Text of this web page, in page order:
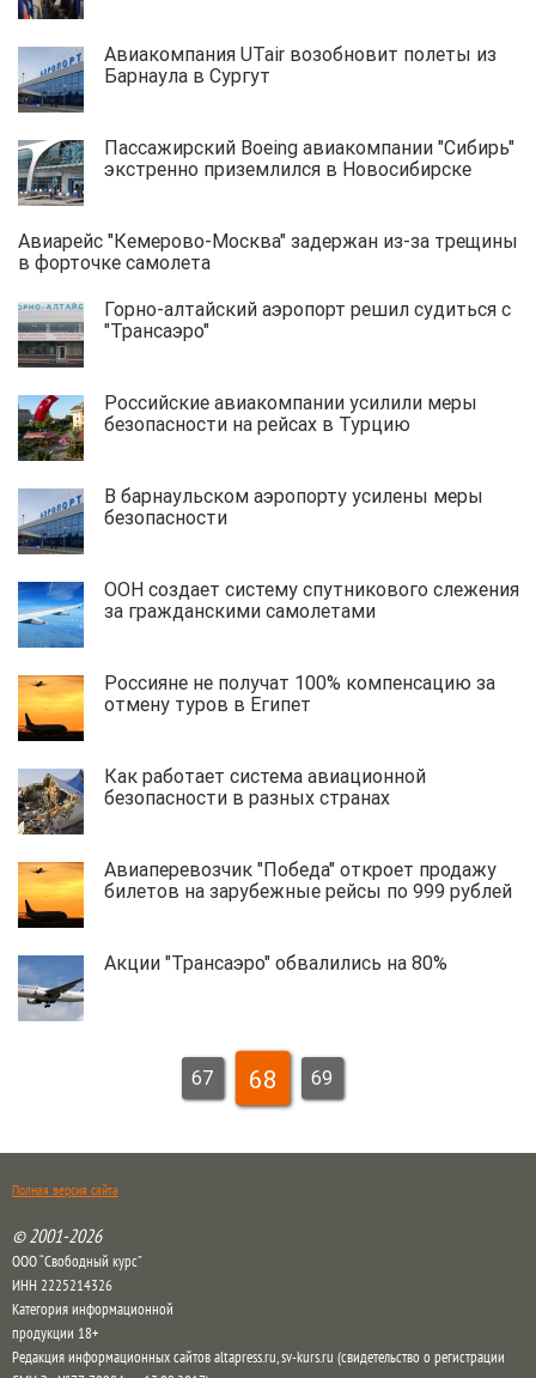
Авиакомпания UTair возобновит полеты из
Барнаула в Сургут
Пассажирский Boeing авиакомпании "Сибирь"
экстренно приземлился в Новосибирске
Авиарейс "Кемерово-Москва" задержан из-за трещины
в форточке самолета
Горно-алтайский аэропорт решил судиться с
"Трансаэро"
Российские авиакомпании усилили меры
безопасности на рейсах в Турцию
В барнаульском аэропорту усилены меры
безопасности
ООН создает систему спутникового слежения
за гражданскими самолетами
Россияне не получат 100% компенсацию за
отмену туров в Египет
Как работает система авиационной
безопасности в разных странах
Авиаперевозчик "Победа" откроет продажу
билетов на зарубежные рейсы по 999 рублей
Акции "Трансаэро" обвалились на 80%
67 68 69
Полная версия сайта
© 2001-2026
ООО “Свободный курс”
ИНН 2225214326
Категория информационной
продукции 18+
Редакция информационных сайтов altapress.ru, sv-kurs.ru (свидетельство о регистрации